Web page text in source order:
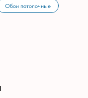
Обои потолочные